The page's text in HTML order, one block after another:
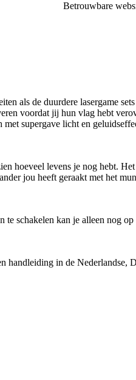
Betrouwbare
als de duurdere lasergame
voordat jij hun vlag hebt
supergave licht en
hoeveel levens je nog hebt.
jou heeft geraakt met het
schakelen kan je alleen nog
handleiding in de Nederlandse,